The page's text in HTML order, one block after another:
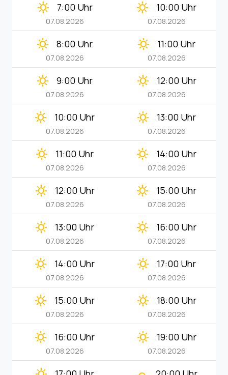
clear_day 7:00 Uhr
07.08.2026
clear_day 10:00 Uhr
07.08.2026
clear_day 8:00 Uhr
07.08.2026
clear_day 11:00 Uhr
07.08.2026
clear_day 9:00 Uhr
07.08.2026
clear_day 12:00 Uhr
07.08.2026
clear_day 10:00 Uhr
07.08.2026
clear_day 13:00 Uhr
07.08.2026
clear_day 11:00 Uhr
07.08.2026
clear_day 14:00 Uhr
07.08.2026
clear_day 12:00 Uhr
07.08.2026
clear_day 15:00 Uhr
07.08.2026
clear_day 13:00 Uhr
07.08.2026
clear_day 16:00 Uhr
07.08.2026
clear_day 14:00 Uhr
07.08.2026
clear_day 17:00 Uhr
07.08.2026
clear_day 15:00 Uhr
07.08.2026
clear_day 18:00 Uhr
07.08.2026
clear_day 16:00 Uhr
07.08.2026
clear_day 19:00 Uhr
07.08.2026